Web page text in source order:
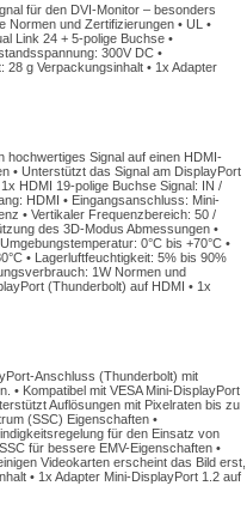
für den DVI-Monitor – besonders
Normen und Zertifizierungen • UL •
Link 24 + 5-polige Buchse •
300V DC •
28 g Verpackungsinhalt • 1x Adapter
hochwertiges Signal auf einen HDMI-
• Unterstützt das Signal am DisplayPort
HDMI 19-polige Buchse Signal: IN /
HDMI • Eingangsanschluss: Mini-
• Vertikaler Frequenzbereich: 50 /
des 3D-Modus Abmessungen •
0°C bis +70°C •
• Lagerluftfeuchtigkeit: 5% bis 90%
1W Normen und
(Thunderbolt) auf HDMI • 1x
Anschluss (Thunderbolt) mit
• Kompatibel mit VESA Mini-DisplayPort
Auflösungen mit Pixelraten bis zu
(SSC) Eigenschaften •
für den Einsatz von
für bessere EMV-Eigenschaften •
Videokarten erscheint das Bild erst,
• 1x Adapter Mini-DisplayPort 1.2 auf